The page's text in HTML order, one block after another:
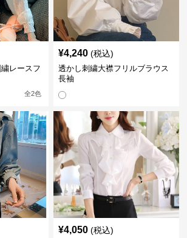
レースフ
全2色
¥4,240 (税込)
透かし刺繍大襟フリルブラウス
長袖
¥4,050 (税込)